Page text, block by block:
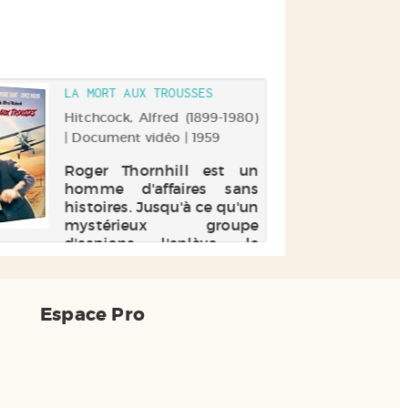
LA MORT AUX TROUSSES
Hitchcock, Alfred (1899-1980)
| Document vidéo | 1959
Roger Thornhill est un
homme d'affaires sans
histoires. Jusqu'à ce qu'un
mystérieux groupe
d'espions l'enlève, le
prenant pour un certain
Espace Pro